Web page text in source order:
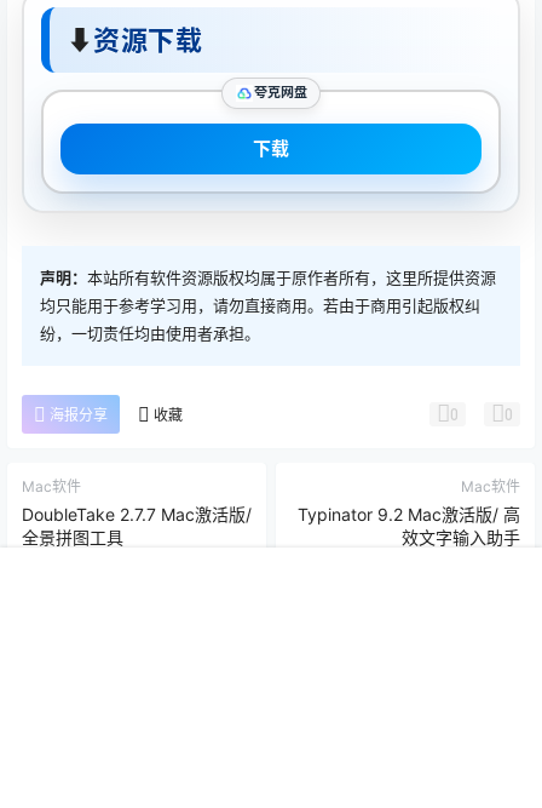
⬇资源下载
夸克网盘
下载
声明： 本站所有软件资源版权均属于原作者所有，这里所提供资源
均只能用于参考学习用，请勿直接商用。若由于商用引起版权纠
纷，一切责任均由使用者承担。
海报分享 收藏 0 0
Mac软件
DoubleTake 2.7.7 Mac激活版/
全景拼图工具
Mac软件
Typinator 9.2 Mac激活版/ 高
效文字输入助手